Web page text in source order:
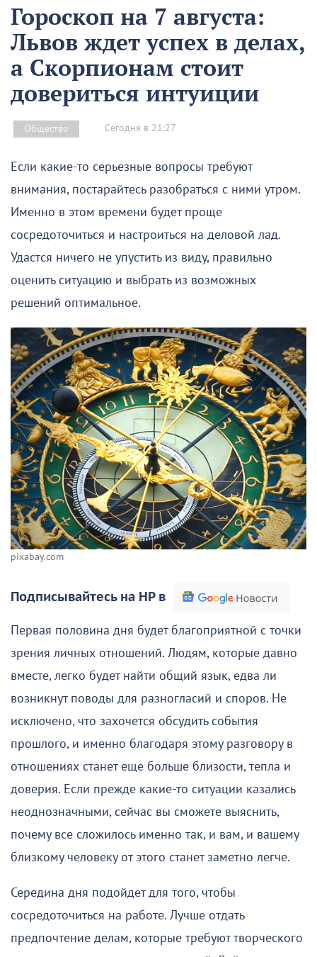
Гороскоп на 7 августа:
Львов ждет успех в делах,
а Скорпионам стоит
довериться интуиции
Общество Сегодня в 21:27
Если какие-то серьезные вопросы требуют
внимания, постарайтесь разобраться с ними утром.
Именно в этом времени будет проще
сосредоточиться и настроиться на деловой лад.
Удастся ничего не упустить из виду, правильно
оценить ситуацию и выбрать из возможных
решений оптимальное.
pixabay.com
Подписывайтесь на НР в
Первая половина дня будет благоприятной с точки
зрения личных отношений. Людям, которые давно
вместе, легко будет найти общий язык, едва ли
возникнут поводы для разногласий и споров. Не
исключено, что захочется обсудить события
прошлого, и именно благодаря этому разговору в
отношениях станет еще больше близости, тепла и
доверия. Если прежде какие-то ситуации казались
неоднозначными, сейчас вы сможете выяснить,
почему все сложилось именно так, и вам, и вашему
близкому человеку от этого станет заметно легче.
Середина дня подойдет для того, чтобы
сосредоточиться на работе. Лучше отдать
предпочтение делам, которые требуют творческого